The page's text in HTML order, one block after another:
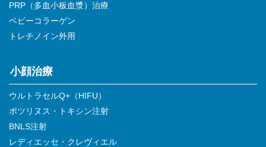
PRP（多血小板血漿）治療
ベビーコラーゲン
トレチノイン外用
小顔治療
ウルトラセルQ+（HIFU）
ボツリヌス・トキシン注射
BNLS注射
レディエッセ・クレヴィエル